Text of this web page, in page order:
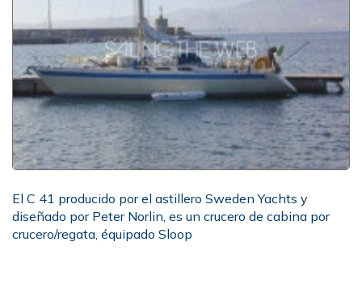
El C 41 producido por el astillero Sweden Yachts y
diseñado por Peter Norlin, es un crucero de cabina por
crucero/regata, équipado Sloop